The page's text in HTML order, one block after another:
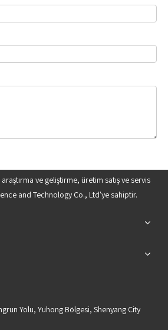
ve geliştirme, üretim satış ve servis
and Technology Co., Ltd'ye sahiptir.
Yolu, Yuhong Bölgesi, Shenyang City